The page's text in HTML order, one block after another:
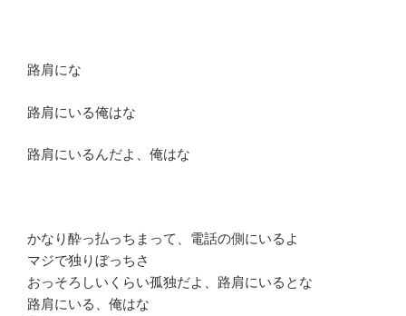
路肩にな
路肩にいる俺はな
路肩にいるんだよ、俺はな
かなり酔っ払っちまって、電話の側にいるよ
マジで独りぼっちさ
おっそろしいくらい孤独だよ、路肩にいるとな
路肩にいる、俺はな